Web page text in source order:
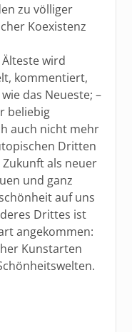
zu völliger
Koexistenz
wird
kommentiert,
das Neueste; –
beliebig
auch nicht mehr
Dritten
als neuer
und ganz
auf uns
Drittes ist
angekommen:
Kunstarten